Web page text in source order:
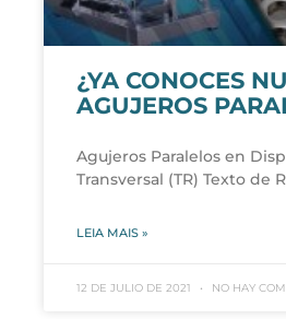
¿YA CONOCES
AGUJEROS
Agujeros Paralelos en
Transversal (TR) Texto de
LEIA MAIS »
12 DE JULIO DE 2021 NO HAY